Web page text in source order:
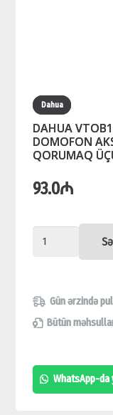
Dahua
DAHUA
DOMOFON
QORUMAQ
93.0₼
DAHUA
İP
DOMOFONLARI,
AKSESUARLARI,
YAĞIŞDAN
Gün ərzində
Bütün
WhatsApp-da